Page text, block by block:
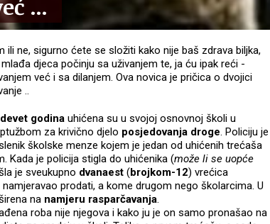
...
ne, sigurno ćete se složiti kako nije baš zdrava biljka,
djeca počinju sa uživanjem te, ja ću ipak reći -
već i sa dilanjem. Ova novica je pričica o dvojici
..
devet godina uhićena su u svojoj osnovnoj školi u
za krivično djelo posjedovanja droge. Policiju je
školske menze kojem je jedan od uhićenih trećaša
Kada je policija stigla do uhićenika (može li se uopće
je sveukupno dvanaest (brojkom-12) vrećica
prodati, a kome drugom nego školarcima. U
na namjeru rasparčavanja.
roba nije njegova i kako ju je on samo pronašao na